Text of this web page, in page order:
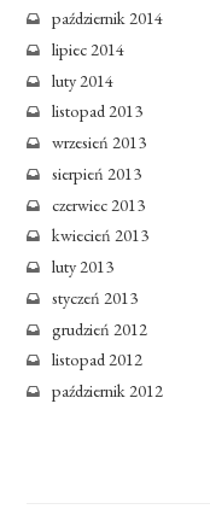
październik 2014
lipiec 2014
luty 2014
listopad 2013
wrzesień 2013
sierpień 2013
czerwiec 2013
kwiecień 2013
luty 2013
styczeń 2013
grudzień 2012
listopad 2012
październik 2012